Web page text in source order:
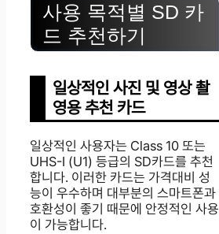
사용 목적별 SD 카
드 추천하기
일상적인 사진 및 영상 촬
영용 추천 카드
일상적인 사용자는 Class 10 또는
UHS-I (U1) 등급의 SD카드를 추천
합니다. 이러한 카드는 가격대비 성
능이 우수하며 대부분의 스마트폰과
호환성이 좋기 때문에 안정적인 사용
이 가능합니다.